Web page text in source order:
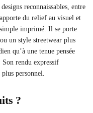
reconnaissables, entre
du relief au visuel et
imprimé. Il se porte
un style streetwear plus
qu’à une tenue pensée
Son rendu expressif
personnel.
?